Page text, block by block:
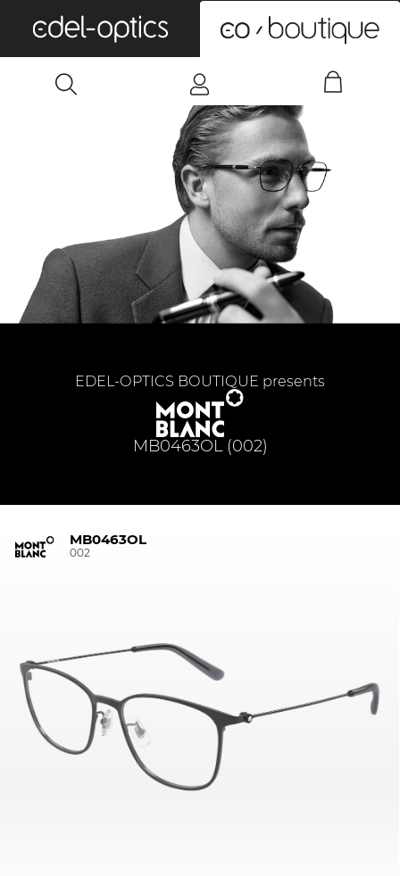
MB0463OL (002)
EDEL-OPTICS BOUTIQUE presents
MB0463OL
002